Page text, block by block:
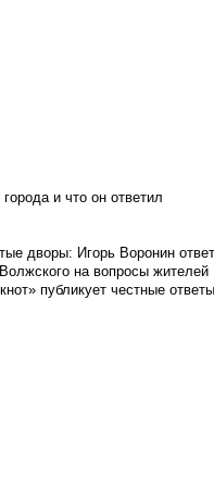
и что он ответил
дворы: Игорь Воронин
на вопросы жителей
публикует честные